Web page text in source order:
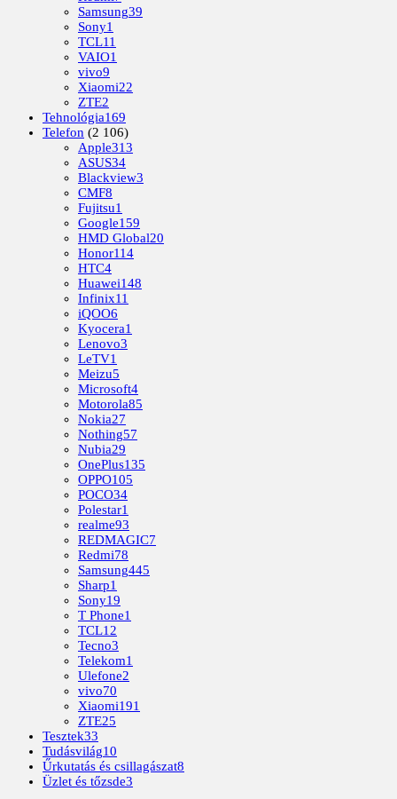
Samsung39
Sony1
TCL11
VAIO1
vivo9
Xiaomi22
ZTE2
Tehnológia169
Telefon (2 106)
Apple313
ASUS34
Blackview3
CMF8
Fujitsu1
Google159
HMD Global20
Honor114
HTC4
Huawei148
Infinix11
iQOO6
Kyocera1
Lenovo3
LeTV1
Meizu5
Microsoft4
Motorola85
Nokia27
Nothing57
Nubia29
OnePlus135
OPPO105
POCO34
Polestar1
realme93
REDMAGIC7
Redmi78
Samsung445
Sharp1
Sony19
T Phone1
TCL12
Tecno3
Telekom1
Ulefone2
vivo70
Xiaomi191
ZTE25
Tesztek33
Tudásvilág10
Űrkutatás és csillagászat8
Üzlet és tőzsde3